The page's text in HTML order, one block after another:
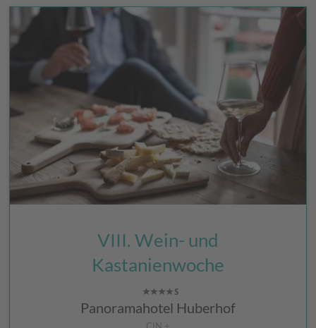
VIII. Wein- und
Kastanienwoche
Panoramahotel Huberhof